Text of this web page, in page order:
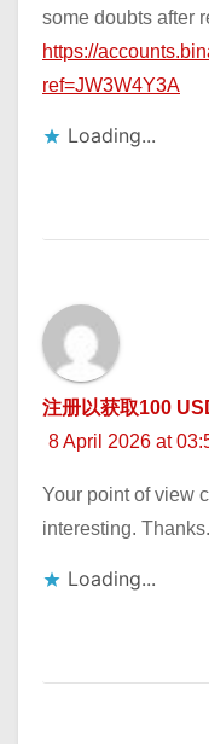
some doubts after
https://
ref=JW3W4Y3A
Loading...
注册以获取100
8 April 2026 at
Your point of view
interesting.
Loading...